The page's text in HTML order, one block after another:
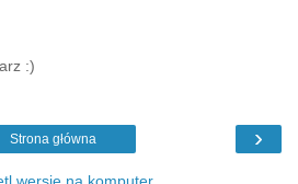
:)
›
Strona główna